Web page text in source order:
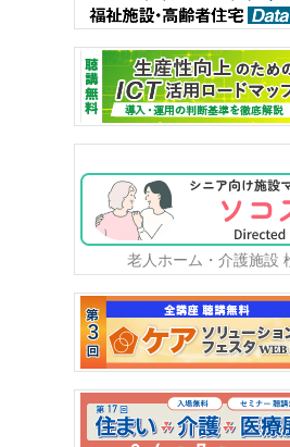
老人ホーム・介護施設